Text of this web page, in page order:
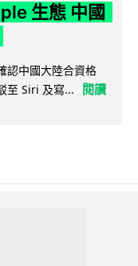
生態 中國
認中國大陸合資格
至 Siri 及寫...
閱讀